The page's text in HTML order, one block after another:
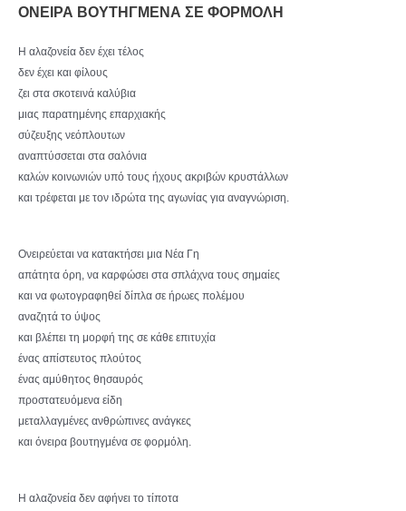
ΟΝΕΙΡΑ ΒΟΥΤΗΓΜΕΝΑ ΣΕ ΦΟΡΜΟΛΗ
Η αλαζονεία δεν έχει τέλος
δεν έχει και φίλους
ζει στα σκοτεινά καλύβια
μιας παρατημένης επαρχιακής
σύζευξης νεόπλουτων
αναπτύσσεται στα σαλόνια
καλών κοινωνιών υπό τους ήχους ακριβών κρυστάλλων
και τρέφεται με τον ιδρώτα της αγωνίας για αναγνώριση.
Ονειρεύεται να κατακτήσει μια Νέα Γη
απάτητα όρη, να καρφώσει στα σπλάχνα τους σημαίες
και να φωτογραφηθεί δίπλα σε ήρωες πολέμου
αναζητά το ύψος
και βλέπει τη μορφή της σε κάθε επιτυχία
ένας απίστευτος πλούτος
ένας αμύθητος θησαυρός
προστατευόμενα είδη
μεταλλαγμένες ανθρώπινες ανάγκες
και όνειρα βουτηγμένα σε φορμόλη.
Η αλαζονεία δεν αφήνει το τίποτα